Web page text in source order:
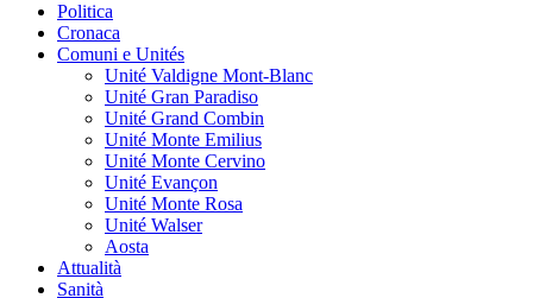
Politica
Cronaca
Comuni e Unités
Unité Valdigne Mont-Blanc
Unité Gran Paradiso
Unité Grand Combin
Unité Monte Emilius
Unité Monte Cervino
Unité Evançon
Unité Monte Rosa
Unité Walser
Aosta
Attualità
Sanità